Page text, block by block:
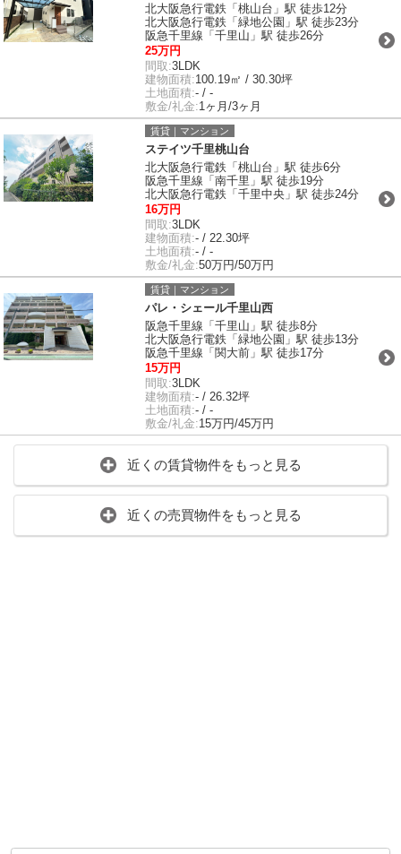
北大阪急行電鉄「桃山台」駅 徒歩12分
北大阪急行電鉄「緑地公園」駅 徒歩23分
阪急千里線「千里山」駅 徒歩26分
25万円
間取:3LDK
建物面積:100.19㎡ / 30.30坪
土地面積:- / -
敷金/礼金:1ヶ月/3ヶ月
賃貸｜マンション
ステイツ千里桃山台
北大阪急行電鉄「桃山台」駅 徒歩6分
阪急千里線「南千里」駅 徒歩19分
北大阪急行電鉄「千里中央」駅 徒歩24分
16万円
間取:3LDK
建物面積:- / 22.30坪
土地面積:- / -
敷金/礼金:50万円/50万円
賃貸｜マンション
パレ・シェール千里山西
阪急千里線「千里山」駅 徒歩8分
北大阪急行電鉄「緑地公園」駅 徒歩13分
阪急千里線「関大前」駅 徒歩17分
15万円
間取:3LDK
建物面積:- / 26.32坪
土地面積:- / -
敷金/礼金:15万円/45万円
近くの賃貸物件をもっと見る
近くの売買物件をもっと見る